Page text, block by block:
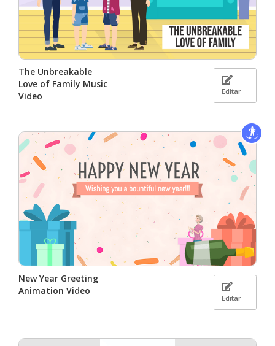
The Unbreakable
Love of Family Music
Video
Editar
New Year Greeting
Animation Video
Editar